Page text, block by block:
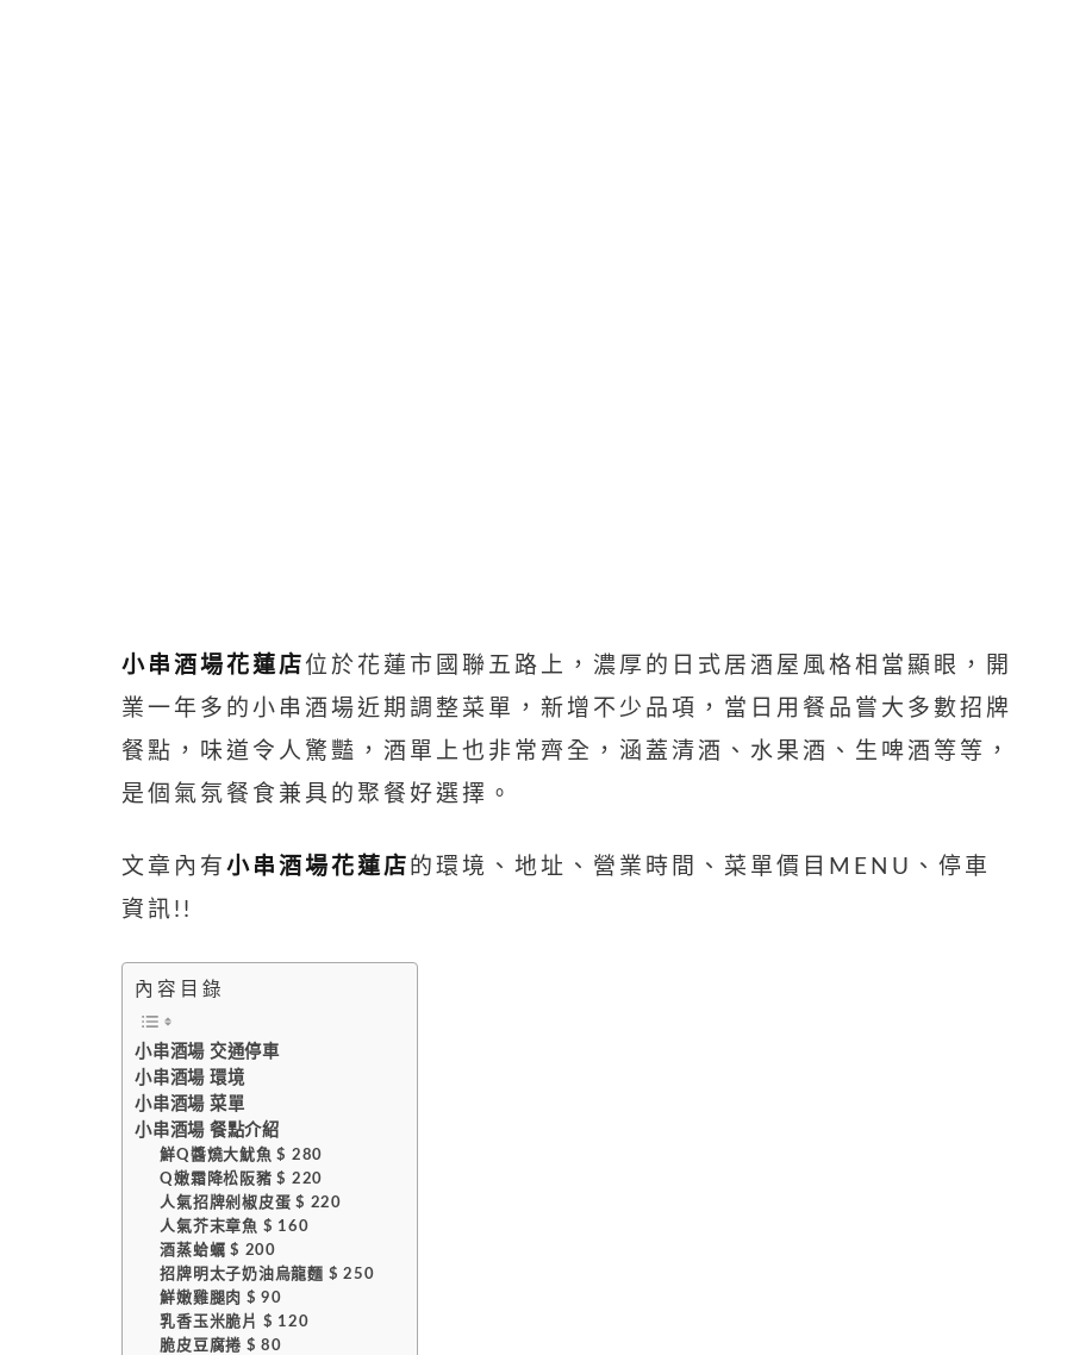
小串酒場花蓮店位於花蓮市國聯五路上，濃厚的日式居酒屋風格相當顯眼，開
業一年多的小串酒場近期調整菜單，新增不少品項，當日用餐品嘗大多數招牌
餐點，味道令人驚豔，酒單上也非常齊全，涵蓋清酒、水果酒、生啤酒等等，
是個氣氛餐食兼具的聚餐好選擇。
文章內有 小串酒場花蓮 店 的環境、地址、營業時間、菜單價目MENU、停車
資訊!!
內容目錄
小串酒場 交通停車
小串酒場 環境
小串酒場 菜單
小串酒場 餐點介紹
鮮Q醬燒大魷魚 $ 280
Q嫩霜降松阪豬 $ 220
人氣招牌剁椒皮蛋 $ 220
人氣芥末章魚 $ 160
酒蒸蛤蠣 $ 200
招牌明太子奶油烏龍麵 $ 250
鮮嫩雞腿肉 $ 90
乳香玉米脆片 $ 120
脆皮豆腐捲 $ 80